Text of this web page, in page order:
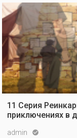
11 Серия
приключениях в
admin 